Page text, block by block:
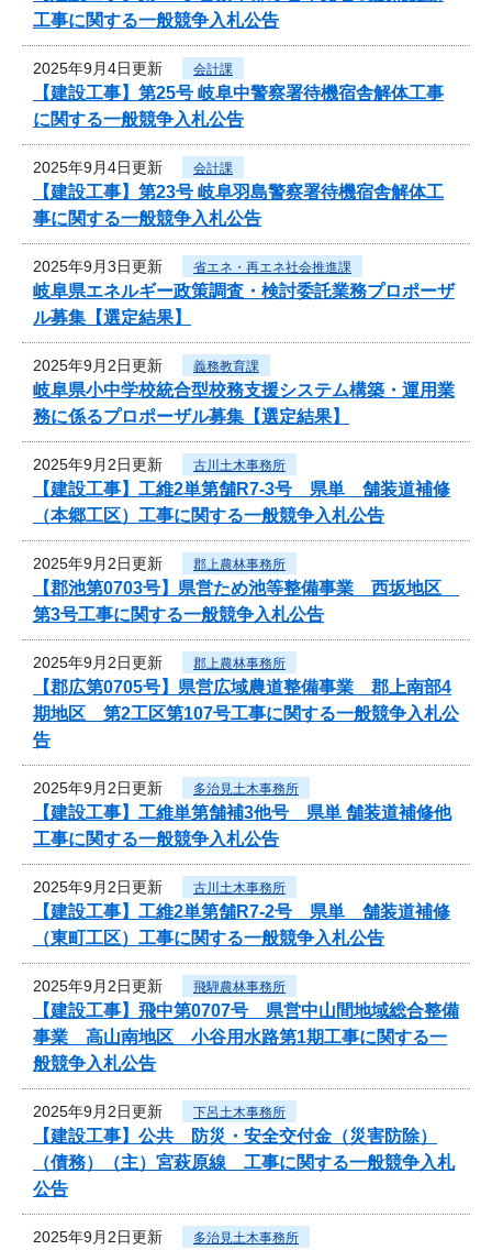
工事に関する一般競争入札公告
2025年9月4日更新 会計課
【建設工事】第25号 岐阜中警察署待機宿舎解体工事
に関する一般競争入札公告
2025年9月4日更新 会計課
【建設工事】第23号 岐阜羽島警察署待機宿舎解体工
事に関する一般競争入札公告
2025年9月3日更新 省エネ・再エネ社会推進課
岐阜県エネルギー政策調査・検討委託業務プロポーザ
ル募集【選定結果】
2025年9月2日更新 義務教育課
岐阜県小中学校統合型校務支援システム構築・運用業
務に係るプロポーザル募集【選定結果】
2025年9月2日更新 古川土木事務所
【建設工事】工維2単第舗R7-3号 県単 舗装道補修
（本郷工区）工事に関する一般競争入札公告
2025年9月2日更新 郡上農林事務所
【郡池第0703号】県営ため池等整備事業 西坂地区
第3号工事に関する一般競争入札公告
2025年9月2日更新 郡上農林事務所
【郡広第0705号】県営広域農道整備事業 郡上南部4
期地区 第2工区第107号工事に関する一般競争入札公
告
2025年9月2日更新 多治見土木事務所
【建設工事】工維単第舗補3他号 県単 舗装道補修他
工事に関する一般競争入札公告
2025年9月2日更新 古川土木事務所
【建設工事】工維2単第舗R7-2号 県単 舗装道補修
（東町工区）工事に関する一般競争入札公告
2025年9月2日更新 飛騨農林事務所
【建設工事】飛中第0707号 県営中山間地域総合整備
事業 高山南地区 小谷用水路第1期工事に関する一
般競争入札公告
2025年9月2日更新 下呂土木事務所
【建設工事】公共 防災・安全交付金（災害防除）
（債務）（主）宮萩原線 工事に関する一般競争入札
公告
2025年9月2日更新 多治見土木事務所